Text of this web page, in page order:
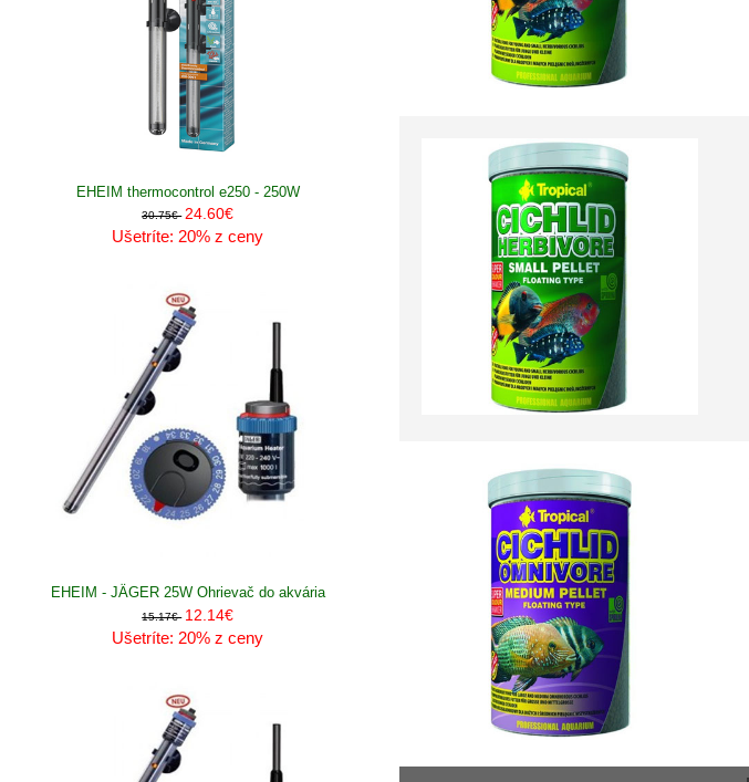
EHEIM thermocontrol e250 - 250W
30.75€ 24.60€
Ušetríte: 20% z ceny
EHEIM - JÄGER 25W Ohrievač do akvária
15.17€ 12.14€
Ušetríte: 20% z ceny